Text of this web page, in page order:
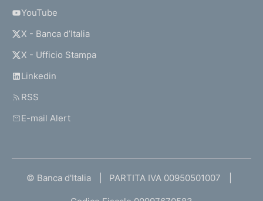
YouTube
X - Banca d’Italia
X - Ufficio Stampa
Linkedin
RSS
E-mail Alert
© Banca d'Italia PARTITA IVA 00950501007